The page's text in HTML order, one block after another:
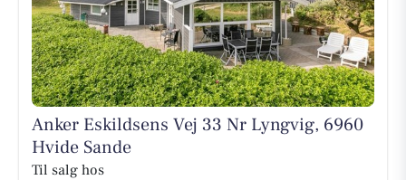
Anker Eskildsens Vej 33 Nr Lyngvig, 6960
Hvide Sande
Til salg hos